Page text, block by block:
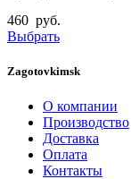
460 руб.
Выбрать
Zagotovkimsk
О компании
Производство
Доставка
Оплата
Контакты